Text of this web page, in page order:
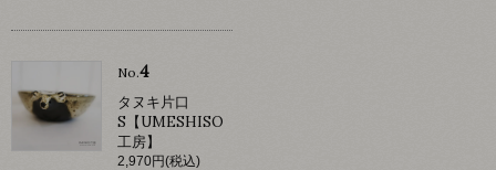
No.4
タヌキ片口
S【UMESHISO
工房】
2,970円(税込)